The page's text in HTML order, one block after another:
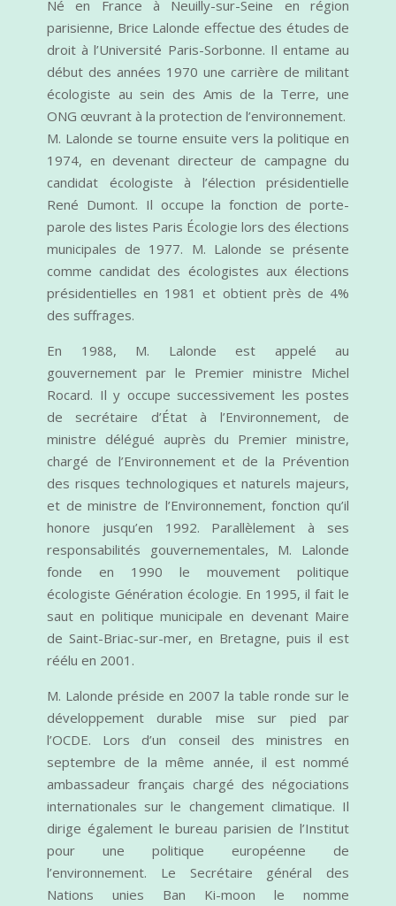
Né en France à Neuilly-sur-Seine en région
parisienne, Brice Lalonde effectue des études de
droit à l’Université Paris-Sorbonne. Il entame au
début des années 1970 une carrière de militant
écologiste au sein des Amis de la Terre, une
ONG œuvrant à la protection de l’environnement.
M. Lalonde se tourne ensuite vers la politique en
1974, en devenant directeur de campagne du
candidat écologiste à l’élection présidentielle
René Dumont. Il occupe la fonction de porte-
parole des listes Paris Écologie lors des élections
municipales de 1977. M. Lalonde se présente
comme candidat des écologistes aux élections
présidentielles en 1981 et obtient près de 4%
des suffrages.
En 1988, M. Lalonde est appelé au
gouvernement par le Premier ministre Michel
Rocard. Il y occupe successivement les postes
de secrétaire d’État à l’Environnement, de
ministre délégué auprès du Premier ministre,
chargé de l’Environnement et de la Prévention
des risques technologiques et naturels majeurs,
et de ministre de l’Environnement, fonction qu’il
honore jusqu’en 1992. Parallèlement à ses
responsabilités gouvernementales, M. Lalonde
fonde en 1990 le mouvement politique
écologiste Génération écologie. En 1995, il fait le
saut en politique municipale en devenant Maire
de Saint-Briac-sur-mer, en Bretagne, puis il est
réélu en 2001.
M. Lalonde préside en 2007 la table ronde sur le
développement durable mise sur pied par
l’OCDE. Lors d’un conseil des ministres en
septembre de la même année, il est nommé
ambassadeur français chargé des négociations
internationales sur le changement climatique. Il
dirige également le bureau parisien de l’Institut
pour une politique européenne de
l’environnement. Le Secrétaire général des
Nations unies Ban Ki-moon le nomme